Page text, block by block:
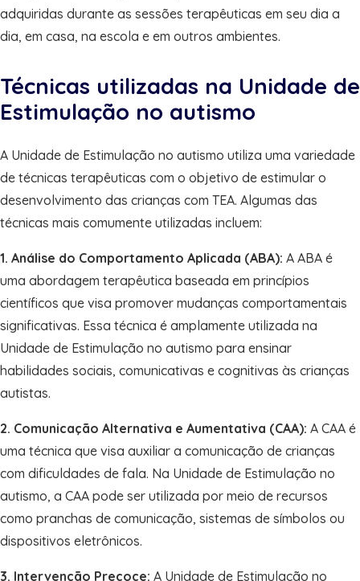
adquiridas durante as sessões terapêuticas em seu dia a
dia, em casa, na escola e em outros ambientes.
Técnicas utilizadas na Unidade de
Estimulação no autismo
A Unidade de Estimulação no autismo utiliza uma variedade
de técnicas terapêuticas com o objetivo de estimular o
desenvolvimento das crianças com TEA. Algumas das
técnicas mais comumente utilizadas incluem:
1. Análise do Comportamento Aplicada (ABA): A ABA é
uma abordagem terapêutica baseada em princípios
científicos que visa promover mudanças comportamentais
significativas. Essa técnica é amplamente utilizada na
Unidade de Estimulação no autismo para ensinar
habilidades sociais, comunicativas e cognitivas às crianças
autistas.
2. Comunicação Alternativa e Aumentativa (CAA): A CAA é
uma técnica que visa auxiliar a comunicação de crianças
com dificuldades de fala. Na Unidade de Estimulação no
autismo, a CAA pode ser utilizada por meio de recursos
como pranchas de comunicação, sistemas de símbolos ou
dispositivos eletrônicos.
3. Intervenção Precoce: A Unidade de Estimulação no